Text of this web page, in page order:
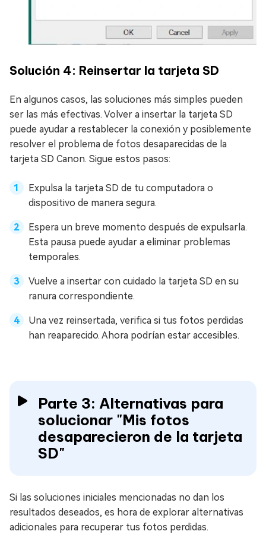
Solución 4: Reinsertar la tarjeta SD
En algunos casos, las soluciones más simples pueden
ser las más efectivas. Volver a insertar la tarjeta SD
puede ayudar a restablecer la conexión y posiblemente
resolver el problema de fotos desaparecidas de la
tarjeta SD Canon. Sigue estos pasos:
Expulsa la tarjeta SD de tu computadora o
dispositivo de manera segura.
Espera un breve momento después de expulsarla.
Esta pausa puede ayudar a eliminar problemas
temporales.
Vuelve a insertar con cuidado la tarjeta SD en su
ranura correspondiente.
Una vez reinsertada, verifica si tus fotos perdidas
han reaparecido. Ahora podrían estar accesibles.
Parte 3: Alternativas para
solucionar "Mis fotos
desaparecieron de la tarjeta
SD"
Si las soluciones iniciales mencionadas no dan los
resultados deseados, es hora de explorar alternativas
adicionales para recuperar tus fotos perdidas.